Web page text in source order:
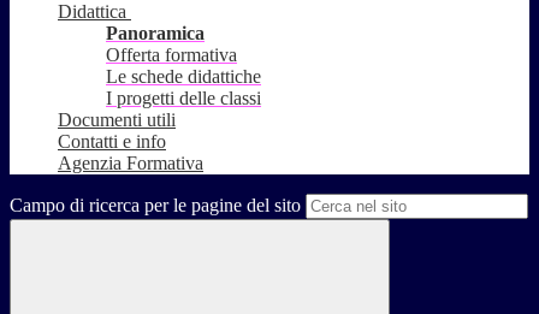
Didattica
Panoramica
Offerta formativa
Le schede didattiche
I progetti delle classi
Documenti utili
Contatti e info
Agenzia Formativa
Campo di ricerca per le pagine del sito